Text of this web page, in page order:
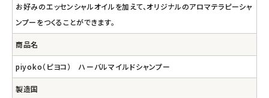
お好みのエッセンシャルオイルを加えて、オリジナルのアロマテラピーシャ
ンプーをつくることができます。
商品名
piyoko（ピヨコ） ハーバルマイルドシャンプー
製造国